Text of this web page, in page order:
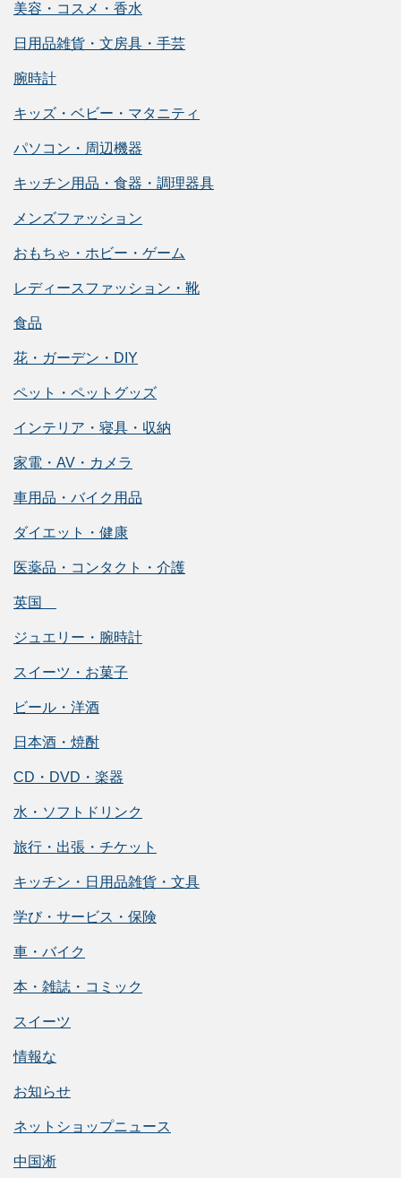
美容・コスメ・香水
日用品雑貨・文房具・手芸
腕時計
キッズ・ベビー・マタニティ
パソコン・周辺機器
キッチン用品・食器・調理器具
メンズファッション
おもちゃ・ホビー・ゲーム
レディースファッション・靴
食品
花・ガーデン・DIY
ペット・ペットグッズ
インテリア・寝具・収納
家電・AV・カメラ
車用品・バイク用品
ダイエット・健康
医薬品・コンタクト・介護
英国
ジュエリー・腕時計
スイーツ・お菓子
ビール・洋酒
日本酒・焼酎
CD・DVD・楽器
水・ソフトドリンク
旅行・出張・チケット
キッチン・日用品雑貨・文具
学び・サービス・保険
車・バイク
本・雑誌・コミック
スイーツ
情報な
お知らせ
ネットショップニュース
中国淅